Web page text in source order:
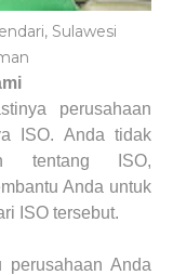
Sulawesi
perusahaan
ISO. Anda tidak
tentang ISO,
Anda untuk
ISO tersebut.
Anda